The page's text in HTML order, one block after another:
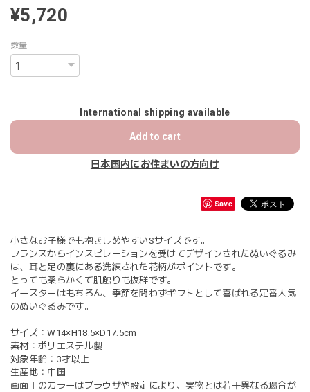
¥5,720
数量
International shipping available
Add to cart
日本国内にお住まいの方向け
Save
小さなお子様でも抱きしめやすいSサイズです。
フランスからインスピレーションを受けてデザインされたぬいぐるみ
は、耳と足の裏にある洗練された花柄がポイントです。
とっても柔らかくて肌触りも抜群です。
イースターはもちろん、季節を問わずギフトとして喜ばれる定番人気
のぬいぐるみです。
サイズ：W14×H18.5×D17.5cm
素材：ポリエステル製
対象年齢：3才以上
生産地：中国
画面上のカラーはブラウザや設定により、実物とは若干異なる場合が